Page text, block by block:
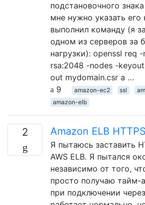
подстановочного
мне нужно указать его
выполнил команду (я
одном из серверов за
нагрузки): openssl req
rsa:2048 -nodes -
out mydomain.csr а …
9
amazon-ec2 ssl
amazon-elb
2 Amazon ELB
Я пытаюсь заставить
AWS ELB. Я пытался
независимо от того,
просто получаю тайм-
при подключении